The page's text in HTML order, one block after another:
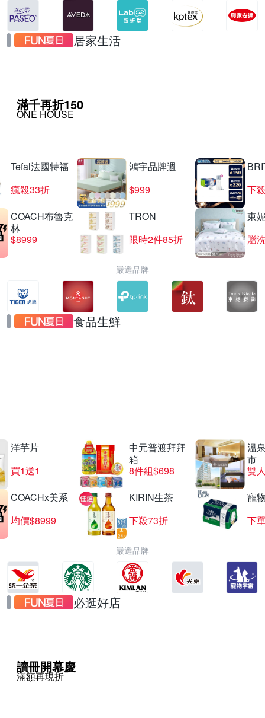
居家生活
滿千再折150
ONE HOUSE
Tefal法國特福
瘋殺33折
鴻宇品牌週
$999
下
COACH布魯克
林
$8999
TRON
限時2件85折
東
贈
嚴選品牌
食品生鮮
洋芋片
買1送1
中元普渡拜拜
箱
8件組$698
溫
市
COACHx美系
均價$8999
KIRIN生茶
下殺73折
寵
下
嚴選品牌
必逛好店
讀冊開幕慶
滿額再現折